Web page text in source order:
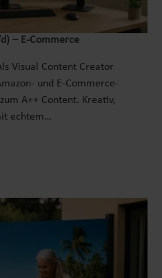
Nicht jeder
ebenen Untergrund.
oder auf Treppen stellt
Unebenheiten sicher
möglichst
sind mit
dass sie bequem und
für den Malerbock
haben im
eine Größe von ca.
H). Diese kompakten
den Arbeitsbock
dem praktischen
– E-Commerce
Visual Content Creator
und E-Commerce-
A++ Content. Kreativ,
echtem…